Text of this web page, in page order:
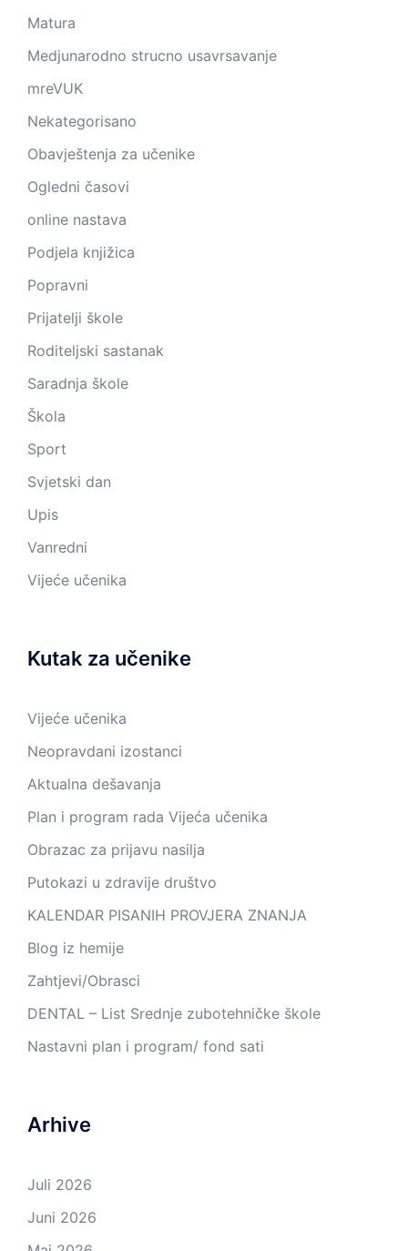
Matura
Medjunarodno strucno usavrsavanje
mreVUK
Nekategorisano
Obavještenja za učenike
Ogledni časovi
online nastava
Podjela knjižica
Popravni
Prijatelji škole
Roditeljski sastanak
Saradnja škole
Škola
Sport
Svjetski dan
Upis
Vanredni
Vijeće učenika
Kutak za učenike
Vijeće učenika
Neopravdani izostanci
Aktualna dešavanja
Plan i program rada Vijeća učenika
Obrazac za prijavu nasilja
Putokazi u zdravije društvo
KALENDAR PISANIH PROVJERA ZNANJA
Blog iz hemije
Zahtjevi/Obrasci
DENTAL – List Srednje zubotehničke škole
Nastavni plan i program/ fond sati
Arhive
Juli 2026
Juni 2026